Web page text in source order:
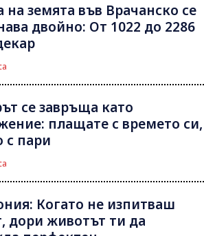
на земята във Врачанско се
двойно: От 1022 до 2286
се завръща като
плащате с времето си,
с пари
Когато не изпитваш
дори животът ти да